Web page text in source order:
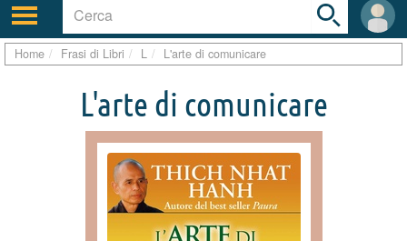
navigazione
area
Home Frasi di Libri L L'arte di comunicare
L'arte di comunicare